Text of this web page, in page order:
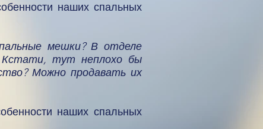
наших спальных
мешки? В отделе
Кстати, тут неплохо бы
Можно продавать их
наших спальных